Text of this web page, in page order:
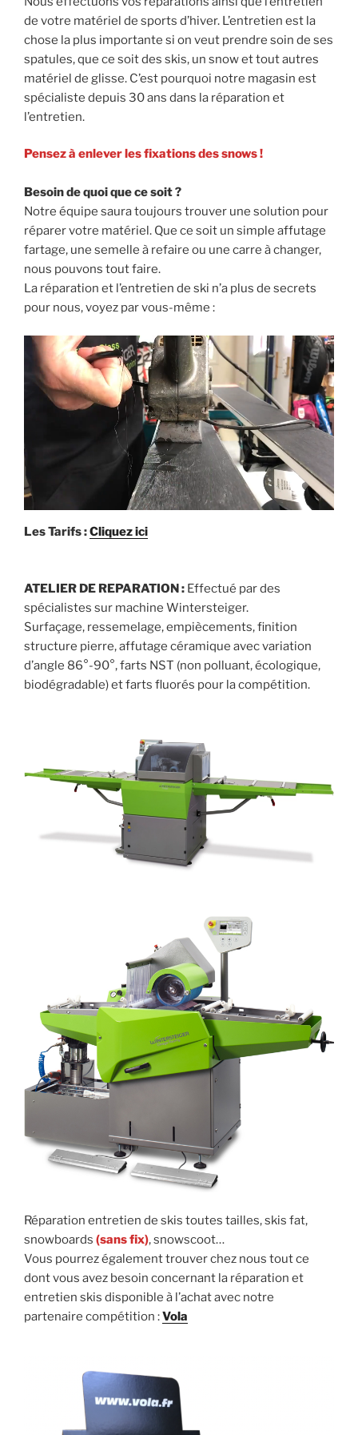
de votre matériel de sports d’hiver. L’entretien est la
chose la plus importante si on veut prendre soin de ses
spatules, que ce soit des skis, un snow et tout autres
matériel de glisse. C’est pourquoi notre magasin est
spécialiste depuis 30 ans dans la réparation et
l’entretien.
Pensez à enlever les fixations des snows !
Besoin de quoi que ce soit ?
Notre équipe saura toujours trouver une solution pour
réparer votre matériel. Que ce soit un simple affutage
fartage, une semelle à refaire ou une carre à changer,
nous pouvons tout faire.
La réparation et l’entretien de ski n’a plus de secrets
pour nous, voyez par vous-même :
Les Tarifs :Cliquez ici
ATELIER DE REPARATION : Effectué par des
spécialistes sur machine Wintersteiger.
Surfaçage, ressemelage, empiècements, finition
structure pierre, affutage céramique avec variation
d’angle 86°-90°, farts NST (non polluant, écologique,
biodégradable) et farts fluorés pour la compétition.
Réparation entretien de skis toutes tailles, skis fat,
snowboards (sans fix), snowscoot…
Vous pourrez également trouver chez nous tout ce
dont vous avez besoin concernant la réparation et
entretien skis disponible à l’achat avec notre
partenaire compétition :Vola